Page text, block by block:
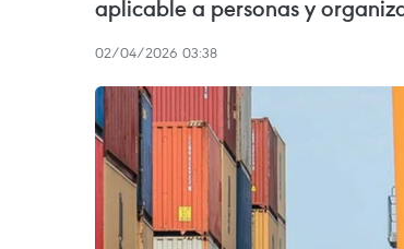
aplicable a personas y
02/04/2026 03:38